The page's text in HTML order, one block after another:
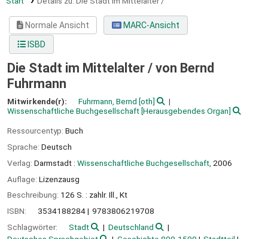
Normale Ansicht
MARC-Ansicht
ISBD
Die Stadt im Mittelalter / von Bernd
Fuhrmann
Mitwirkende(r): Fuhrmann, Bernd [oth]
Wissenschaftliche Buchgesellschaft [Herausgebendes Organ]
Ressourcentyp: Buch
Sprache: Deutsch
Verlag: Darmstadt : Wissenschaftliche Buchgesellschaft, 2006
Auflage: Lizenzausg
Beschreibung: 126 S. : zahlr. Ill., Kt
ISBN:
3534188284
9783806219708
Schlagwörter:
Stadt
Deutschland